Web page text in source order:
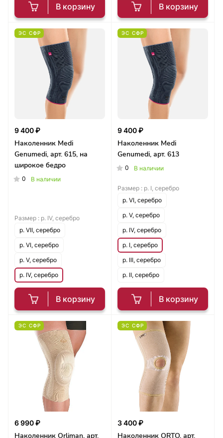
В корзину В корзину
ЭС СФР
9 400 ₽
Наколенник Medi
Genumedi, арт. 615, на
широкое бедро
0 В наличии
В корзину
Размер : р. IV, серебро
р. VII, серебро
р. VI, серебро
р. V, серебро
р. IV, серебро
ЭС СФР
9 400 ₽
Наколенник Medi
Genumedi, арт. 613
0 В наличии
В корзину
Размер : р. I, серебро
р. VI, серебро
р. V, серебро
р. IV, серебро
р. I, серебро
р. III, серебро
р. II, серебро
ЭС СФР
6 990 ₽
Наколенник Orliman, арт.
ЭС СФР
3 400 ₽
Наколенник ORTO, арт.